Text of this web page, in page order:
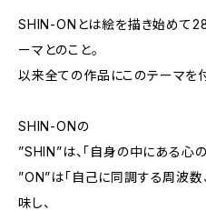
SHIN-ONとは絵を描き始めて
ーマとのこと。
以来全ての作品にこのテーマを
SHIN-ONの
”SHIN”は、「自身の中にある心の
”ON”は「自己に同調する周波数
味し、